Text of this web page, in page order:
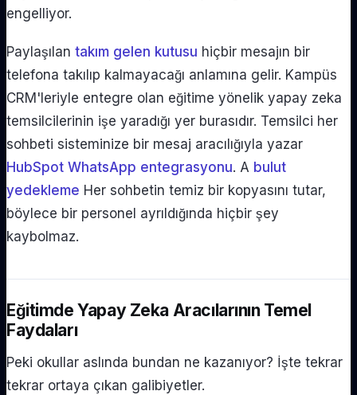
engelliyor.
Paylaşılan takım gelen kutusu hiçbir mesajın bir
telefona takılıp kalmayacağı anlamına gelir. Kampüs
CRM'leriyle entegre olan eğitime yönelik yapay zeka
temsilcilerinin işe yaradığı yer burasıdır. Temsilci her
sohbeti sisteminize bir mesaj aracılığıyla yazar
HubSpot WhatsApp entegrasyonu. A bulut
yedekleme Her sohbetin temiz bir kopyasını tutar,
böylece bir personel ayrıldığında hiçbir şey
kaybolmaz.
Eğitimde Yapay Zeka Aracılarının Temel
Faydaları
Peki okullar aslında bundan ne kazanıyor? İşte tekrar
tekrar ortaya çıkan galibiyetler.